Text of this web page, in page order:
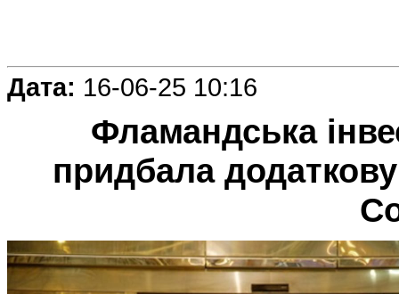
Дата: 16-06-25 10:16
Фламандська
придбала